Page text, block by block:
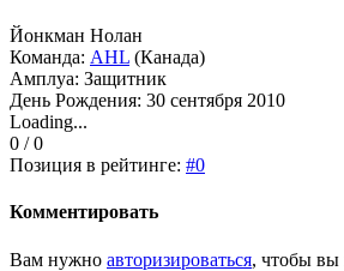
Йонкман Нолан
Команда: AHL (Канада)
Амплуа: Защитник
День Рождения: 30 сентября 2010
Loading...
0 / 0
Позиция в рейтинге: #0
Комментировать
Вам нужно авторизироваться, чтобы вы